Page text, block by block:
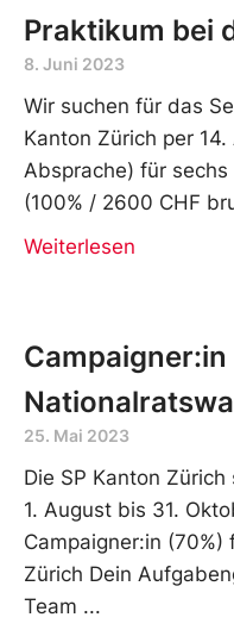
Praktikum bei
8. Juni 2023
Wir suchen für das
Kanton Zürich per
Absprache) für
(100% / 2600 CHF
Weiterlesen
25. Mai 2023
Die SP Kanton
1. August bis 31.
Campaigner:in
Zürich Dein
Team